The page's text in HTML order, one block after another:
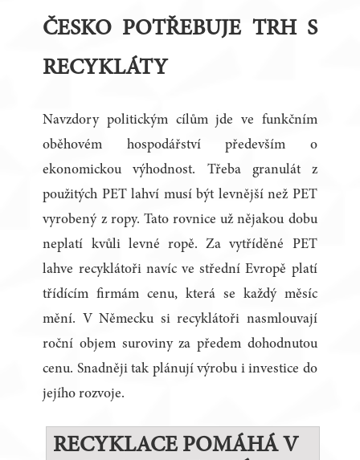
ČESKO POTŘEBUJE TRH S
RECYKLÁTY
Navzdory politickým cílům jde ve funkčním
oběhovém hospodářství především o
ekonomickou výhodnost. Třeba granulát z
použitých PET lahví musí být levnější než PET
vyrobený z ropy. Tato rovnice už nějakou dobu
neplatí kvůli levné ropě. Za vytříděné PET
lahve recyklátoři navíc ve střední Evropě platí
třídícím firmám cenu, která se každý měsíc
mění. V Německu si recyklátoři nasmlouvají
roční objem suroviny za předem dohodnutou
cenu. Snadněji tak plánují výrobu i investice do
jejího rozvoje.
RECYKLACE POMÁHÁ V